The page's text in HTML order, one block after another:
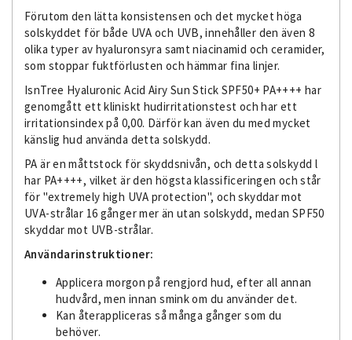
Förutom den lätta konsistensen och det mycket höga
solskyddet för både UVA och UVB, innehåller den även 8
olika typer av hyaluronsyra samt niacinamid och ceramider,
som stoppar fuktförlusten och hämmar fina linjer.
IsnTree Hyaluronic Acid Airy Sun Stick SPF50+ PA++++ har
genomgått ett kliniskt hudirritationstest och har ett
irritationsindex på 0,00. Därför kan även du med mycket
känslig hud använda detta solskydd.
PA är en måttstock för skyddsnivån, och detta solskydd l
har PA++++, vilket är den högsta klassificeringen och står
för "extremely high UVA protection", och skyddar mot
UVA-strålar 16 gånger mer än utan solskydd, medan SPF50
skyddar mot UVB-strålar.
Användarinstruktioner:
Applicera morgon på rengjord hud, efter all annan
hudvård, men innan smink om du använder det.
Kan återappliceras så många gånger som du
behöver.